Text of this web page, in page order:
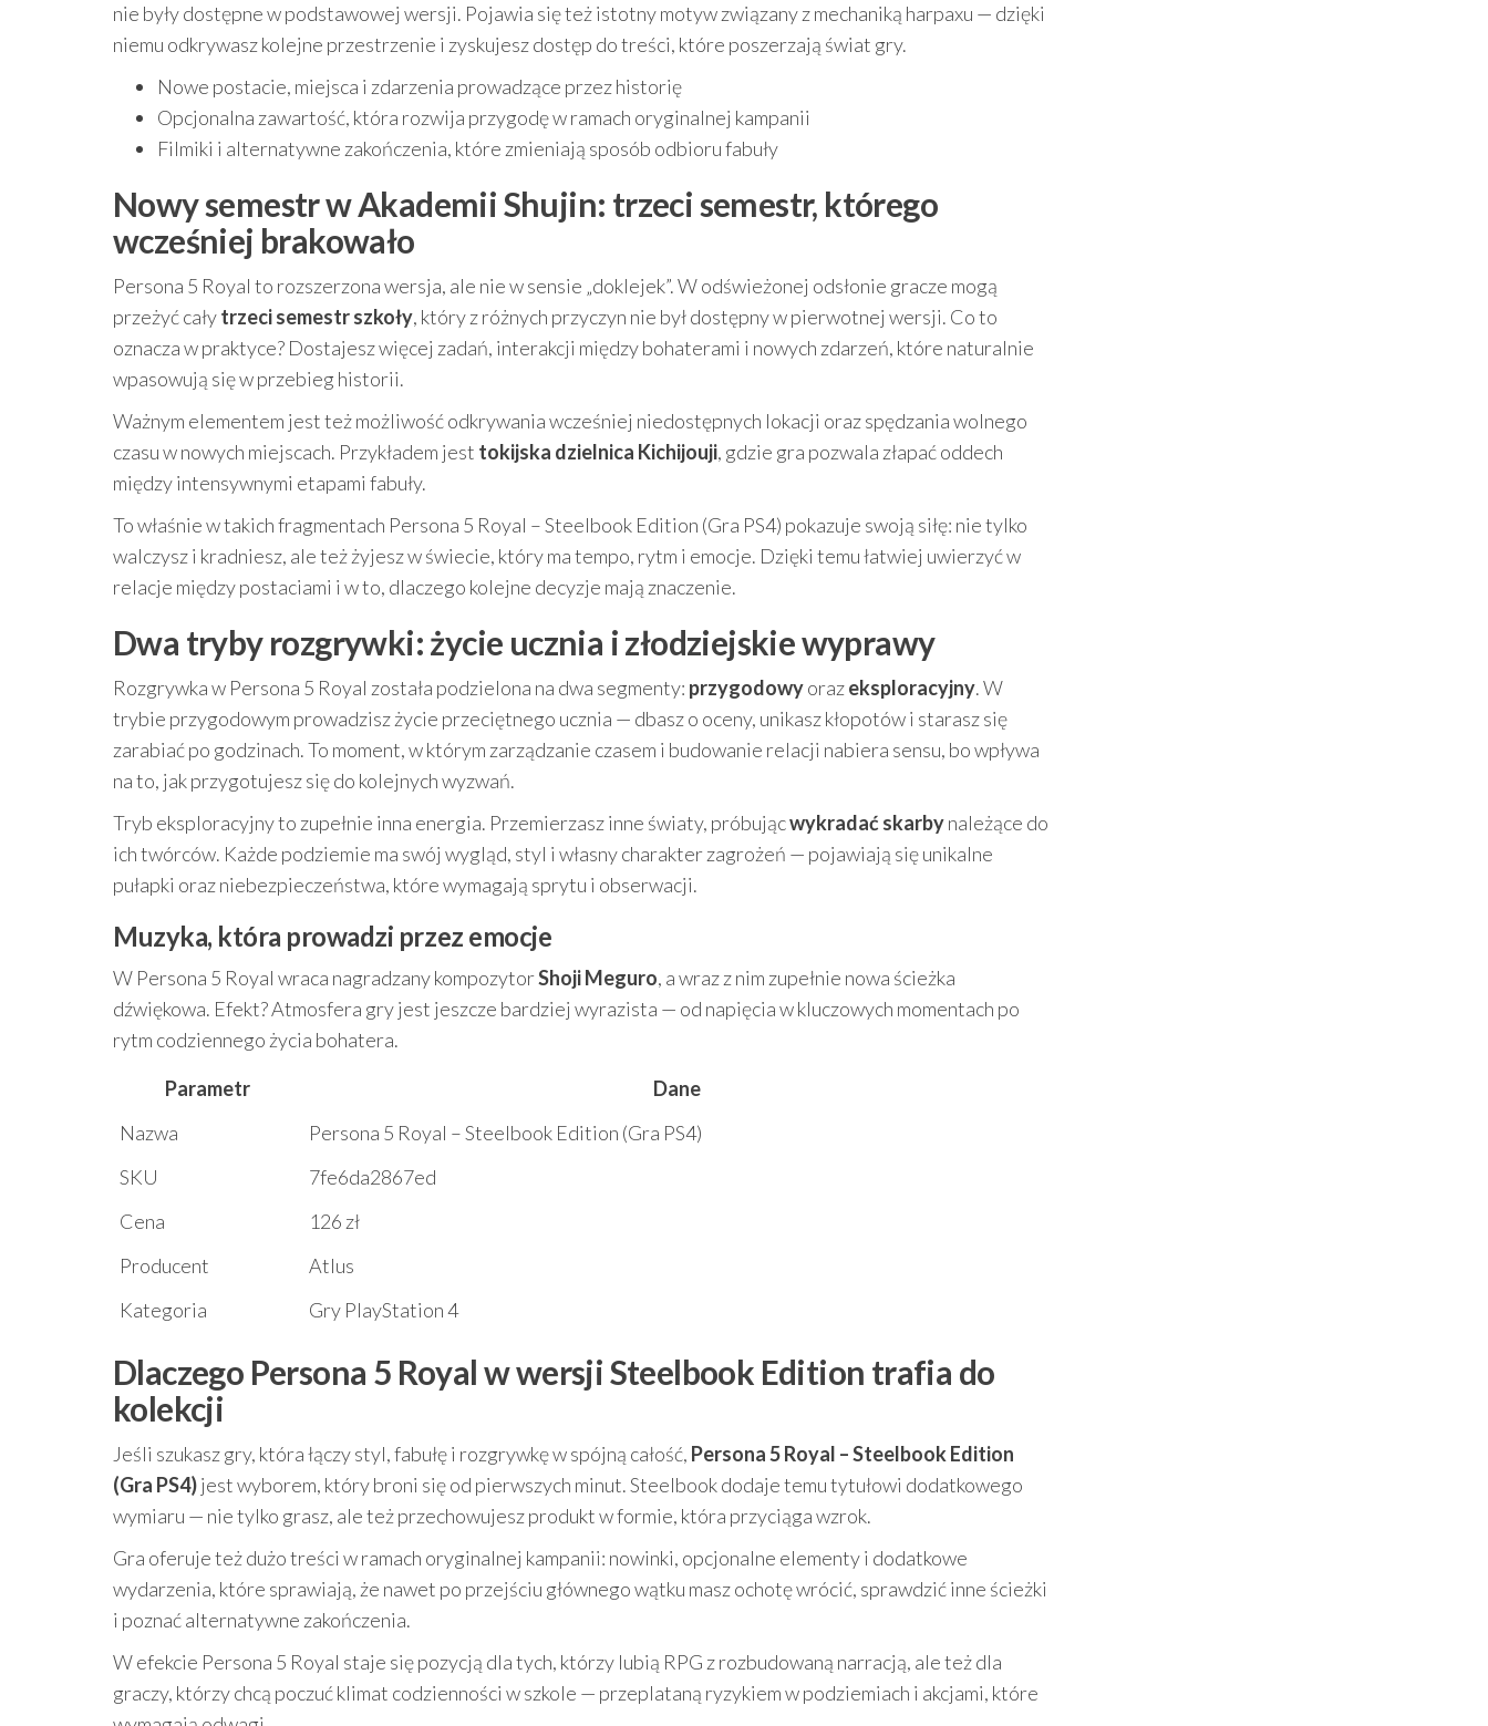
nie były dostępne w podstawowej wersji. Pojawia się też istotny motyw związany z mechaniką harpaxu — dzięki
niemu odkrywasz kolejne przestrzenie i zyskujesz dostęp do treści, które poszerzają świat gry.
Nowe postacie, miejsca i zdarzenia prowadzące przez historię
Opcjonalna zawartość, która rozwija przygodę w ramach oryginalnej kampanii
Filmiki i alternatywne zakończenia, które zmieniają sposób odbioru fabuły
Nowy semestr w Akademii Shujin: trzeci semestr, którego
wcześniej brakowało
Persona 5 Royal to rozszerzona wersja, ale nie w sensie „doklejek”. W odświeżonej odsłonie gracze mogą
przeżyć całytrzeci semestr szkoły, który z różnych przyczyn nie był dostępny w pierwotnej wersji. Co to
oznacza w praktyce? Dostajesz więcej zadań, interakcji między bohaterami i nowych zdarzeń, które naturalnie
wpasowują się w przebieg historii.
Ważnym elementem jest też możliwość odkrywania wcześniej niedostępnych lokacji oraz spędzania wolnego
czasu w nowych miejscach. Przykładem jest tokijska dzielnica Kichijouji, gdzie gra pozwala złapać oddech
między intensywnymi etapami fabuły.
To właśnie w takich fragmentach Persona 5 Royal – Steelbook Edition (Gra PS4) pokazuje swoją siłę: nie tylko
walczysz i kradniesz, ale też żyjesz w świecie, który ma tempo, rytm i emocje. Dzięki temu łatwiej uwierzyć w
relacje między postaciami i w to, dlaczego kolejne decyzje mają znaczenie.
Dwa tryby rozgrywki: życie ucznia i złodziejskie wyprawy
Rozgrywka w Persona 5 Royal została podzielona na dwa segmenty: przygodowyorazeksploracyjny. W
trybie przygodowym prowadzisz życie przeciętnego ucznia — dbasz o oceny, unikasz kłopotów i starasz się
zarabiać po godzinach. To moment, w którym zarządzanie czasem i budowanie relacji nabiera sensu, bo wpływa
na to, jak przygotujesz się do kolejnych wyzwań.
Tryb eksploracyjny to zupełnie inna energia. Przemierzasz inne światy, próbującwykradać skarbynależące do
ich twórców. Każde podziemie ma swój wygląd, styl i własny charakter zagrożeń — pojawiają się unikalne
pułapki oraz niebezpieczeństwa, które wymagają sprytu i obserwacji.
Muzyka, która prowadzi przez emocje
W Persona 5 Royal wraca nagradzany kompozytorShoji Meguro, a wraz z nim zupełnie nowa ścieżka
dźwiękowa. Efekt? Atmosfera gry jest jeszcze bardziej wyrazista — od napięcia w kluczowych momentach po
rytm codziennego życia bohatera.
Parametr
Dane
Nazwa
Persona 5 Royal – Steelbook Edition (Gra PS4)
SKU
7fe6da2867ed
Cena
126 zł
Producent
Atlus
Kategoria
Gry PlayStation 4
Dlaczego Persona 5 Royal w wersji Steelbook Edition trafia do
kolekcji
Jeśli szukasz gry, która łączy styl, fabułę i rozgrywkę w spójną całość, Persona 5 Royal – Steelbook Edition
(Gra PS4)jest wyborem, który broni się od pierwszych minut. Steelbook dodaje temu tytułowi dodatkowego
wymiaru — nie tylko grasz, ale też przechowujesz produkt w formie, która przyciąga wzrok.
Gra oferuje też dużo treści w ramach oryginalnej kampanii: nowinki, opcjonalne elementy i dodatkowe
wydarzenia, które sprawiają, że nawet po przejściu głównego wątku masz ochotę wrócić, sprawdzić inne ścieżki
i poznać alternatywne zakończenia.
W efekcie Persona 5 Royal staje się pozycją dla tych, którzy lubią RPG z rozbudowaną narracją, ale też dla
graczy, którzy chcą poczuć klimat codzienności w szkole — przeplataną ryzykiem w podziemiach i akcjami, które